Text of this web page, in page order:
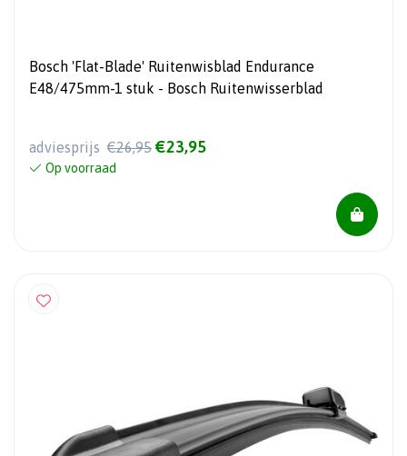
Bosch 'Flat-Blade' Ruitenwisblad Endurance
E48/475mm-1 stuk - Bosch Ruitenwisserblad
adviesprijs €26,95 €23,95
Op voorraad